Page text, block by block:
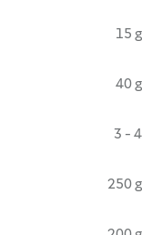
15 g
40 g
3 - 4
250 g